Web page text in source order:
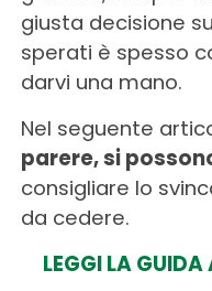
giusta decisione
sperati è spesso
darvi una mano.
Nel seguente
parere, si
consigliare lo
da cedere.
LEGGI LA